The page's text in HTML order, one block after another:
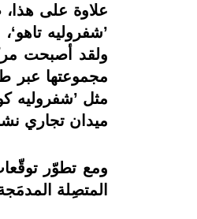
’شفروليه
ولقد أصبحت
مجموعتها عبر
ميدان تجاري
ومع تطوّر
المتصِلة